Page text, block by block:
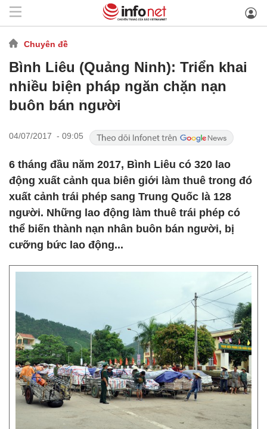
Chuyên đề
Bình Liêu (Quảng Ninh): Triển khai
nhiều biện pháp ngăn chặn nạn
buôn bán người
04/07/2017 - 09:05
6 tháng đầu năm 2017, Bình Liêu có 320 lao
động xuất cảnh qua biên giới làm thuê trong đó
xuất cảnh trái phép sang Trung Quốc là 128
người. Những lao động làm thuê trái phép có
thể biến thành nạn nhân buôn bán người, bị
cưỡng bức lao động...